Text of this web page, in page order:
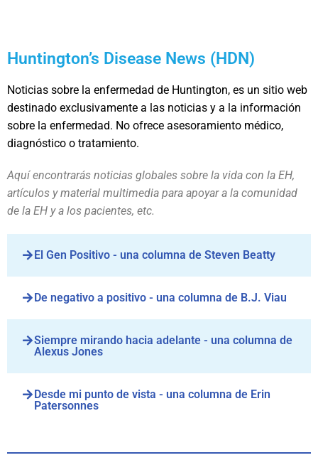
Huntington’s Disease News (HDN)
Noticias sobre la enfermedad de Huntington, es un sitio web
destinado exclusivamente a las noticias y a la información
sobre la enfermedad. No ofrece asesoramiento médico,
diagnóstico o tratamiento.
Aquí encontrarás noticias globales sobre la vida con la EH,
artículos y material multimedia para apoyar a la comunidad
de la EH y a los pacientes, etc.
El Gen Positivo - una columna de Steven Beatty
De negativo a positivo - una columna de B.J. Viau
Siempre mirando hacia adelante - una columna de
Alexus Jones
Desde mi punto de vista - una columna de Erin
Patersonnes